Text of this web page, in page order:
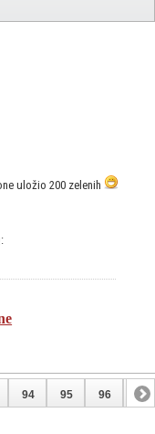
uložio 200 zelenih
94 95 96 97